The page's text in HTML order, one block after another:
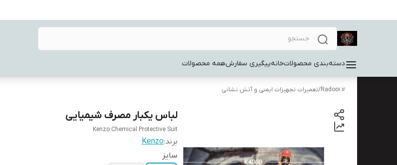
دسته‌بندی محصولاتخانهپیگیری سفارشهمه محصولات
Radoo1.ir
/تعمیرات تجهیزات ایمنی و آتش نشانی
لباس یکبار مصرف شیمیایی
Kenzo Chemical Protective Suit
برند:Kenzo
سایز